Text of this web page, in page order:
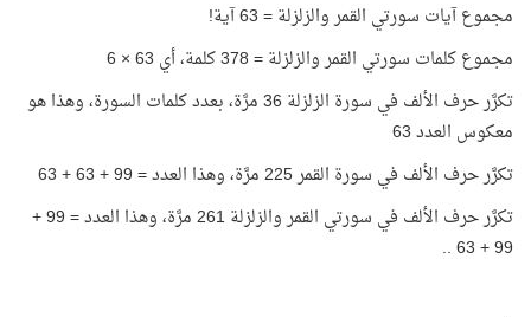
مجموع آيات سورتي القمر والزلزلة = 63 آية!
مجموع كلمات سورتي القمر والزلزلة = 378 كلمة، أي 63 × 6
تكرَّر حرف الألف في سورة الزلزلة 36 مرَّة، بعدد كلمات السورة، وهذا هو
معكوس العدد 63
تكرَّر حرف الألف في سورة القمر 225 مرَّة، وهذا العدد = 99 + 63 + 63
تكرَّر حرف الألف في سورتي القمر والزلزلة 261 مرَّة، وهذا العدد = 99 +
99 + 63 ..